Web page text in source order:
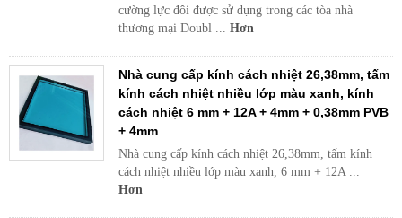
cường lực đôi được sử dụng trong các tòa nhà
thương mại Doubl ... Hơn
Nhà cung cấp kính cách nhiệt 26,38mm, tấm
kính cách nhiệt nhiều lớp màu xanh, kính
cách nhiệt 6 mm + 12A + 4mm + 0,38mm PVB
+ 4mm
Nhà cung cấp kính cách nhiệt 26,38mm, tấm kính
cách nhiệt nhiều lớp màu xanh, 6 mm + 12A ...
Hơn